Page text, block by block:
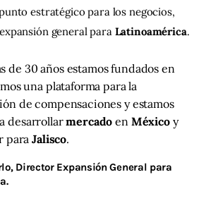
estratégico para los negocios,
general para Latinoamérica.
de 30 años estamos fundados en
una plataforma para la
de compensaciones y estamos
desarrollarmercadoen Méxicoy
paraJalisco.
, Director Expansión General para